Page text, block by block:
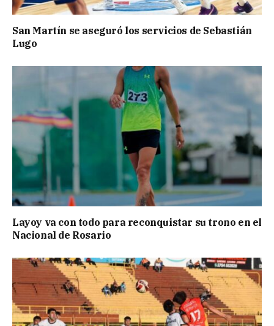
San Martín se aseguró los servicios de Sebastián
Lugo
Layoy va con todo para reconquistar su trono en el
Nacional de Rosario